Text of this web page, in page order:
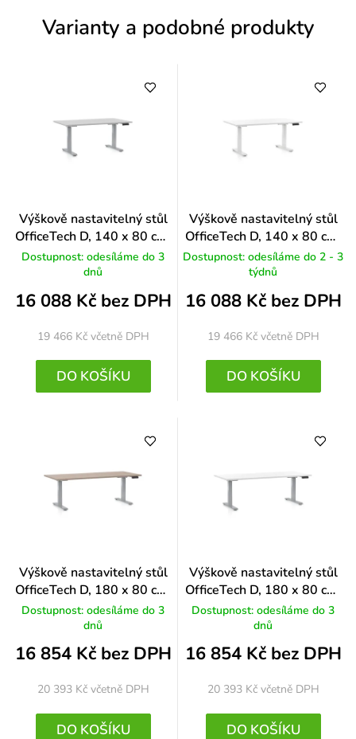
Varianty a podobné produkty
Výškově nastavitelný stůl
OfficeTech D, 140 x 80 cm,
šedá podnož, světle šedá
Dostupnost: odesíláme do 3
dnů
16 088 Kč bez DPH
19 466 Kč včetně DPH
DO KOŠÍKU
Výškově nastavitelný stůl
OfficeTech D, 140 x 80 cm,
bílá podnož, bílá
Dostupnost: odesíláme do 2 - 3
týdnů
16 088 Kč bez DPH
19 466 Kč včetně DPH
DO KOŠÍKU
Výškově nastavitelný stůl
OfficeTech D, 180 x 80 cm,
šedá podnož, dub
Dostupnost: odesíláme do 3
dnů
16 854 Kč bez DPH
20 393 Kč včetně DPH
DO KOŠÍKU
Výškově nastavitelný stůl
OfficeTech D, 180 x 80 cm,
šedá podnož, bílá
Dostupnost: odesíláme do 3
dnů
16 854 Kč bez DPH
20 393 Kč včetně DPH
DO KOŠÍKU